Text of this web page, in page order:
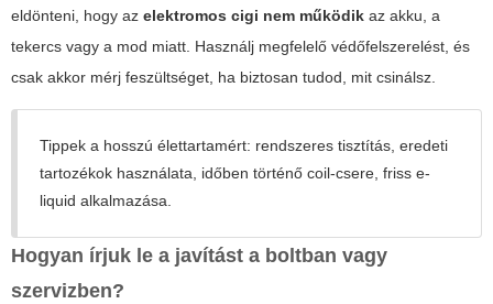
eldönteni, hogy az elektromos cigi nem működik az akku, a
tekercs vagy a mod miatt. Használj megfelelő védőfelszerelést, és
csak akkor mérj feszültséget, ha biztosan tudod, mit csinálsz.
Tippek a hosszú élettartamért: rendszeres tisztítás, eredeti
tartozékok használata, időben történő coil-csere, friss e-
liquid alkalmazása.
Hogyan írjuk le a javítást a boltban vagy
szervizben?